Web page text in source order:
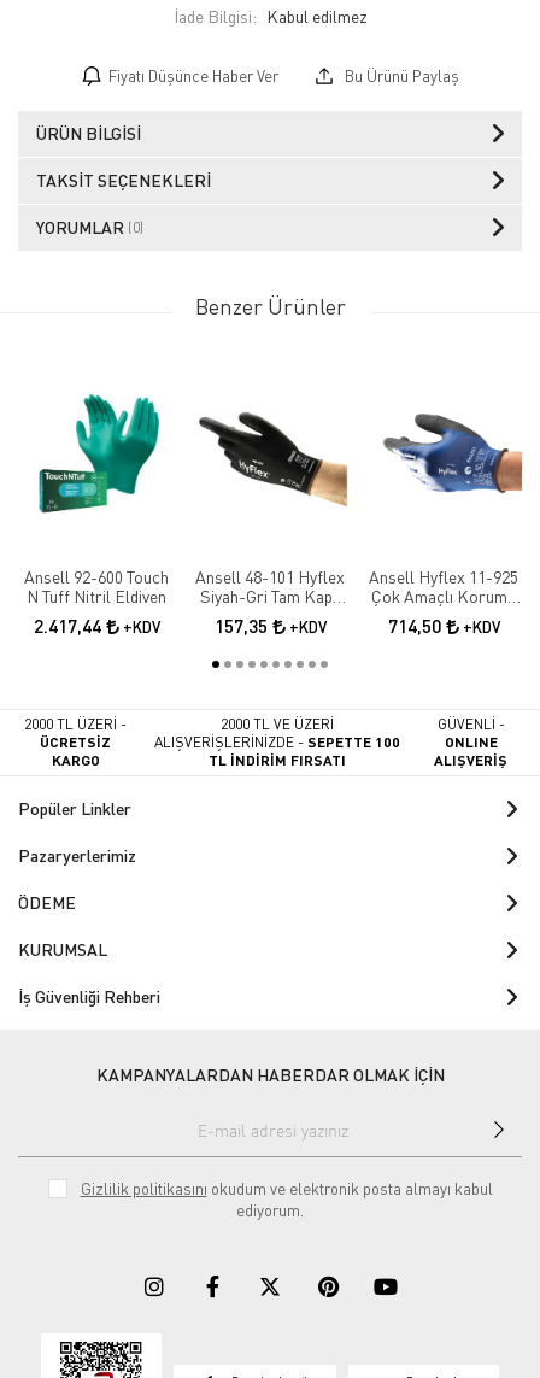
İade Bilgisi:
Fiyatı Düşünce Haber Ver Bu Ürünü Paylaş
ÜRÜN BILGISI
TAKSIT SEÇENEKLERI
YORUMLAR (0)
Benzer Ürünler
Ansell 92-600 Touch
N Tuff Nitril Eldiven
2.417,44 +KDV
Ansell 48-101 Hyflex
Siyah-Gri Tam Kaplı
Sensilite Poliüretan
Hassas İş Eldiveni
157,35 +KDV
Ansell Hyflex 11-925
Çok Amaçlı Koruma
İş Eldiveni
714,50 +KDV
2000 TL ÜZERİ -
ÜCRETSİZ
KARGO
2000 TL VE ÜZERİ
ALIŞVERİŞLERİNİZDE -SEPETTE 100
TL İNDİRİM FIRSATI
GÜVENLİ -
ONLINE
ALIŞVERİŞ
Popüler Linkler
Pazaryerlerimiz
ÖDEME
KURUMSAL
İş Güvenliği Rehberi
KAMPANYALARDAN HABERDAR OLMAK İÇİN
Gizlilik politikasını okudum ve elektronik posta almayı kabul
ediyorum.